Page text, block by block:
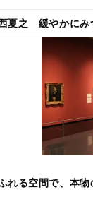
夏之 緩やかにみ
れる空間で、本